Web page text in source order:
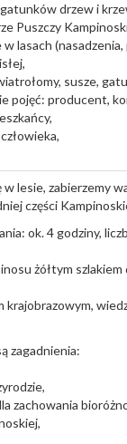
drzew i
Puszczy
lasach
susze,
pojęć: producent,
w lesie, zabierzemy
części
ok. 4 godziny,
żółtym
krajobrazowym,
zagadnienia:
zachowania